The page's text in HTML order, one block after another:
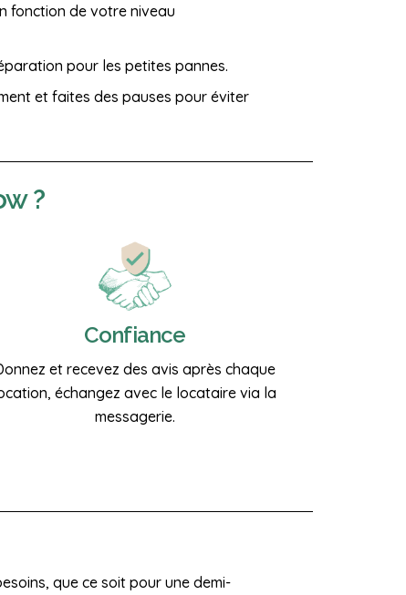
fonction de votre niveau
pour les petites pannes.
et faites des pauses pour éviter
?
Confiance
et recevez des avis après chaque
échangez avec le locataire via la
messagerie.
que ce soit pour une demi-